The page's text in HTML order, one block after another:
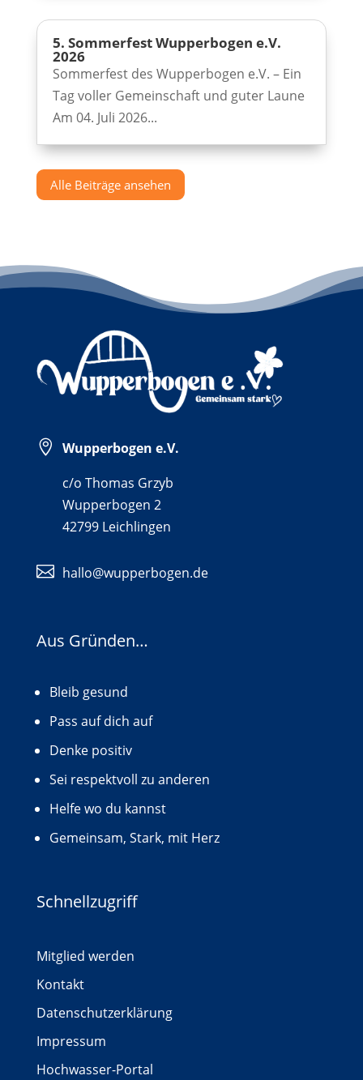
5. Sommerfest Wupperbogen e.V.
2026
Sommerfest des Wupperbogen e.V. – Ein
Tag voller Gemeinschaft und guter Laune
Am 04. Juli 2026...
Alle Beiträge ansehen
 Wupperbogen e.V.
c/o Thomas Grzyb
Wupperbogen 2
42799 Leichlingen
 hallo@wupperbogen.de
Aus Gründen…
Bleib gesund
Pass auf dich auf
Denke positiv
Sei respektvoll zu anderen
Helfe wo du kannst
Gemeinsam, Stark, mit Herz
Schnellzugriff
Mitglied werden
Kontakt
Datenschutzerklärung
Impressum
Hochwasser-Portal